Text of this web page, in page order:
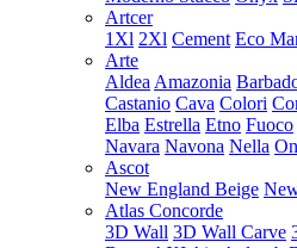
Artcer
1Xl 2Xl Cement Eco
Arte
Aldea Amazonia
Castanio Cava Colori
Elba Estrella Etno Fuoco
Navara Navona Nella
Ascot
New England Beige
Atlas Concorde
3D Wall 3D Wall Carve